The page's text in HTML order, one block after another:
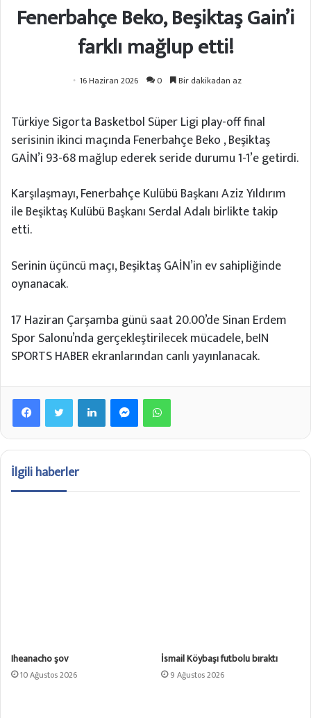
Fenerbahçe Beko, Beşiktaş Gain’i
farklı mağlup etti!
16 Haziran 2026 0 Bir dakikadan az
Türkiye Sigorta Basketbol Süper Ligi play-off final
serisinin ikinci maçında Fenerbahçe Beko , Beşiktaş
GAİN’i 93-68 mağlup ederek seride durumu 1-1’e getirdi.
Karşılaşmayı, Fenerbahçe Kulübü Başkanı Aziz Yıldırım
ile Beşiktaş Kulübü Başkanı Serdal Adalı birlikte takip
etti.
Serinin üçüncü maçı, Beşiktaş GAİN’in ev sahipliğinde
oynanacak.
17 Haziran Çarşamba günü saat 20.00’de Sinan Erdem
Spor Salonu’nda gerçekleştirilecek mücadele, beIN
SPORTS HABER ekranlarından canlı yayınlanacak.
İlgili haberler
Iheanacho şov
10 Ağustos 2026
İsmail Köybaşı futbolu bıraktı
9 Ağustos 2026